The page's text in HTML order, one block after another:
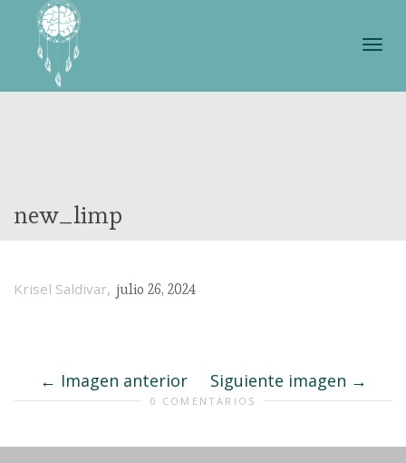
new_limp
Krisel Saldivar, julio 26, 2024
Imagen anterior Siguiente imagen
0 COMENTARIOS